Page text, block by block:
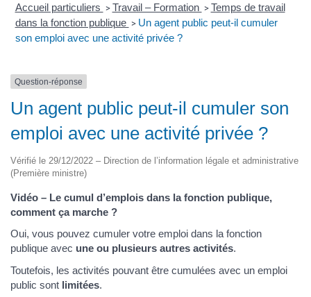
Accueil particuliers > Travail – Formation > Temps de travail
dans la fonction publique > Un agent public peut-il cumuler
son emploi avec une activité privée ?
Question-réponse
Un agent public peut-il cumuler son
emploi avec une activité privée ?
Vérifié le 29/12/2022 – Direction de l’information légale et administrative
(Première ministre)
Vidéo – Le cumul d’emplois dans la fonction publique,
comment ça marche ?
Oui, vous pouvez cumuler votre emploi dans la fonction
publique avec une ou plusieurs autres activités.
Toutefois, les activités pouvant être cumulées avec un emploi
public sont limitées.